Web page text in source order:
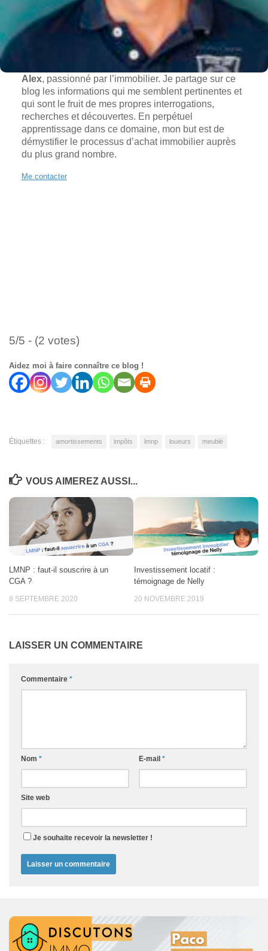
Alex, passionné par l’immobilier. Je partage sur ce
blog les informations qui me semblent pertinentes et
qui sont le fruit de mes propres interrogations,
recherches et découvertes. En perpétuel
apprentissage dans ce domaine, mon but est de
démystifier le processus d’achat immobilier auprès
du plus grand nombre.
Me contacter
5/5 - (2 votes)
Aidez moi à faire connaître ce blog !
Étiquettes : amortissements impôts lmnp loueurs meublé
VOUS AIMEREZ AUSSI...
LMNP : faut-il souscrire à un
CGA ?
8 SEPTEMBRE 2020
Investissement locatif :
témoignage de Nelly
20 NOVEMBRE 2019
LAISSER UN COMMENTAIRE
Commentaire *
Nom * E-mail *
Site web
Je souhaite recevoir la newsletter !